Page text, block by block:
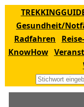
Gesundheit/
Radfahren
KnowHow